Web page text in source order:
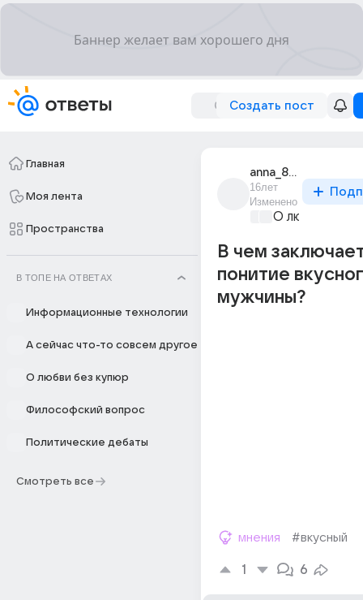
Создать пост
Главная
Моя лента
Пространства
В ТОПЕ НА ОТВЕТАХ
Информационные технологии
А сейчас что-то совсем другое
О любви без купюр
Философский вопрос
Политические дебаты
Смотреть все
anna_8654
16лет
Изменено
О любви без
В чем
понитие
мужчины?
мнения #вкусный
1 6